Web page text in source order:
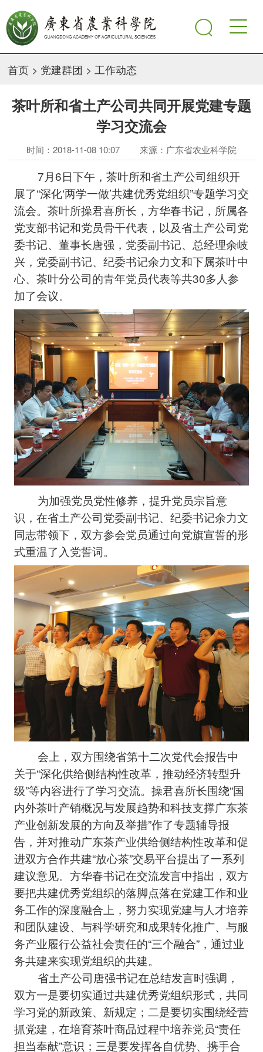
首页 > 党建群团 > 工作动态
茶叶所和省土产公司共同开展党建专题
学习交流会
时间：2018-11-08 10:07 来源：广东省农业科学院
7月6日下午，茶叶所和省土产公司组织开
展了“深化‘两学一做’共建优秀党组织”专题学习交
流会。茶叶所操君喜所长，方华春书记，所属各
党支部书记和党员骨干代表，以及省土产公司党
委书记、董事长唐强，党委副书记、总经理余岐
兴，党委副书记、纪委书记余力文和下属茶叶中
心、茶叶分公司的青年党员代表等共30多人参
加了会议。
为加强党员党性修养，提升党员宗旨意
识，在省土产公司党委副书记、纪委书记余力文
同志带领下，双方参会党员通过向党旗宣誓的形
式重温了入党誓词。
会上，双方围绕省第十二次党代会报告中
关于“深化供给侧结构性改革，推动经济转型升
级”等内容进行了学习交流。操君喜所长围绕“国
内外茶叶产销概况与发展趋势和科技支撑广东茶
产业创新发展的方向及举措”作了专题辅导报
告，并对推动广东茶产业供给侧结构性改革和促
进双方合作共建“放心茶”交易平台提出了一系列
建议意见。方华春书记在交流发言中指出，双方
要把共建优秀党组织的落脚点落在党建工作和业
务工作的深度融合上，努力实现党建与人才培养
和团队建设、与科学研究和成果转化推广、与服
务产业履行公益社会责任的“三个融合”，通过业
务共建来实现党组织的共建。
省土产公司唐强书记在总结发言时强调，
双方一是要切实通过共建优秀党组织形式，共同
学习党的新政策、新规定；二是要切实围绕经营
抓党建，在培育茶叶商品过程中培养党员“责任
担当奉献”意识；三是要发挥各自优势、携手合